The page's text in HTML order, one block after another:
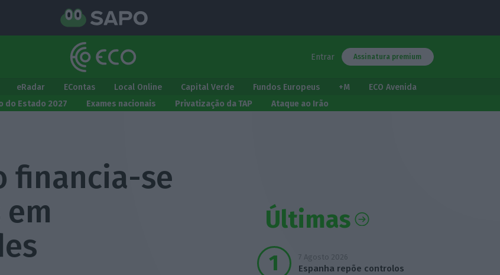
Entrar Assinatura premium
eRadar EContas Local Online Capital Verde Fundos Europeus +M
ECO Avenida
do Estado 2027 Exames nacionais Privatização da TAP Ataque ao Irão
financia-se
Últimas
7 Agosto 2026
Espanha repõe controlos